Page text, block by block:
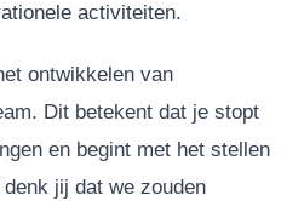
activiteiten.
ontwikkelen van
Dit betekent dat je stopt
en begint met het stellen
jij dat we zouden